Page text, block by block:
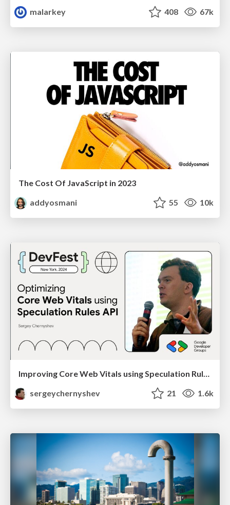
malarkey
408 67k
The Cost Of JavaScript in 2023
addyosmani
55 10k
Improving Core Web Vitals using Speculation Rules API
sergeychernyshev
21 1.6k